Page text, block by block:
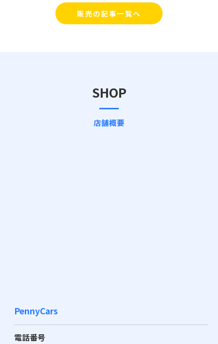
販売の記事一覧へ
SHOP
店舗概要
PennyCars
電話番号